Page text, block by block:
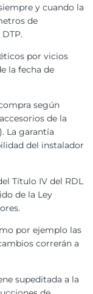
y cuando la
de
por vicios
la fecha de
según
de la
La garantía
del instalador
Título IV del RDL
de la Ley
por ejemplo las
correrán a
supeditada a la